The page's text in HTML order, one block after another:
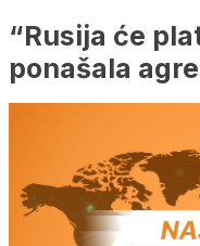
“Rusija će
ponašala